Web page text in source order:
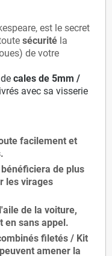
est le secret
sécurité la
de votre
cales de 5mm /
avec sa visserie
facilement et
de plus
les virages
de la voiture,
en sans appel.
filetés / Kit
amener la